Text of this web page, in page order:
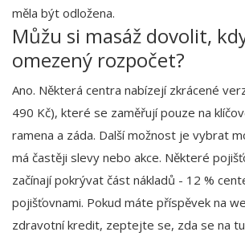
měla být odložena.
Můžu si masáž dovolit,
omezený rozpočet?
Ano. Některá centra nabízejí zkrácené
490 Kč), které se zaměřují pouze na
ramena a záda. Další možnost je vybrat
má častěji slevy nebo akce. Některé
začínají pokrývat část nákladů - 12 %
pojišťovnami. Pokud máte příspěvek na
zdravotní kredit, zeptejte se, zda se na